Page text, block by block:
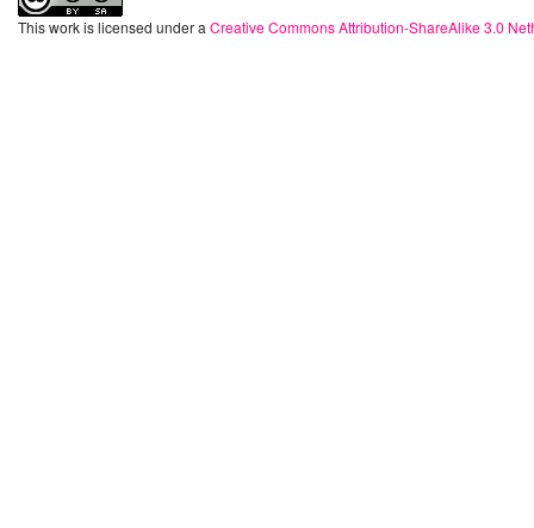
This work is licensed under a Creative Commons Attribution-ShareAlike 3.0